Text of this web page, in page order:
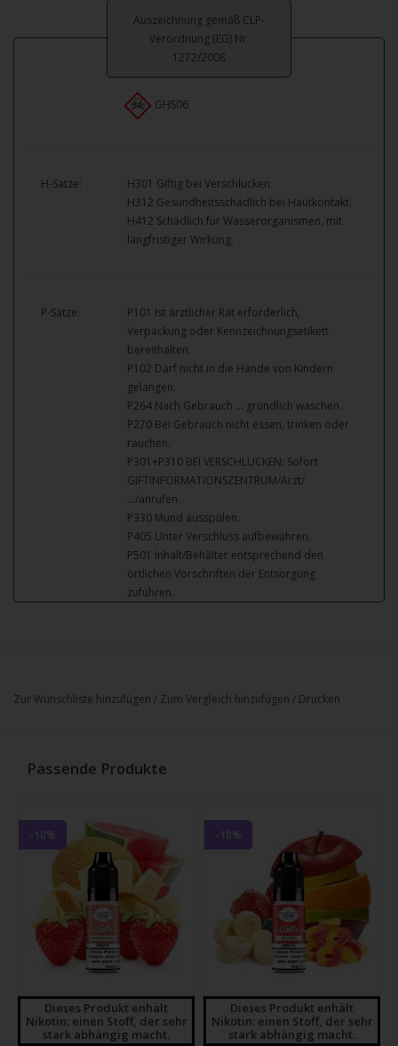
Auszeichnung gemäß CLP-
Verordnung (EG) Nr.
1272/2008
GHS06
H-Sätze:
H301 Giftig bei Verschlucken.
H312 Gesundheitsschädlich bei Hautkontakt.
H412 Schädlich für Wasserorganismen, mit
langfristiger Wirkung.
P-Sätze:
P101 Ist ärztlicher Rat erforderlich,
Verpackung oder Kennzeichnungsetikett
bereithalten.
P102 Darf nicht in die Hände von Kindern
gelangen.
P264 Nach Gebrauch … gründlich waschen.
P270 Bei Gebrauch nicht essen, trinken oder
rauchen.
P301+P310 BEI VERSCHLUCKEN: Sofort
GIFTINFORMATIONSZENTRUM/Arzt/
…/anrufen.
P330 Mund ausspülen.
P405 Unter Verschluss aufbewahren.
P501 Inhalt/Behälter entsprechend den
örtlichen Vorschriften der Entsorgung
zuführen.
Zur Wunschliste hinzufügen / Zum Vergleich hinzufügen / Drucken
Passende Produkte
-10%
Dieses Produkt enhält
Nikotin: einen Stoff, der sehr
stark abhängig macht.
-10%
Dieses Produkt enhält
Nikotin: einen Stoff, der sehr
stark abhängig macht.